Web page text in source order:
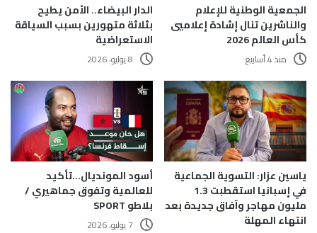
الجمعية الوطنية للإعلام
والناشرين تنال إشادة إعلاميي
كأس العالم 2026
منذ 4 أسابيع
الدار البيضاء.. الأمن يطيح
بثلاثة متهورين بسبب السياقة
الاستعراضية
8 يوليو، 2026
ياسين عزار: التسوية الجماعية
في إسبانيا استقطبت 1.3
مليون مهاجر وآفاق جديدة بعد
انتهاء المهلة
أسود المونديال…تأكيد
للعالمية وتفوق جماهيري /
بلاطو SPORT
7 يوليو، 2026